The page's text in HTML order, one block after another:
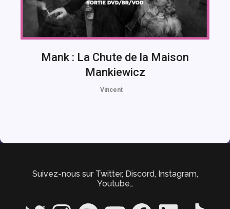
Mank : La Chute de la Maison
Mankiewicz
Vincent
Suivez-nous sur Twitter, Discord, Instagram,
Youtube…
Twitter InstagramSpotify YouTube FacebookLinkedIn TikTok